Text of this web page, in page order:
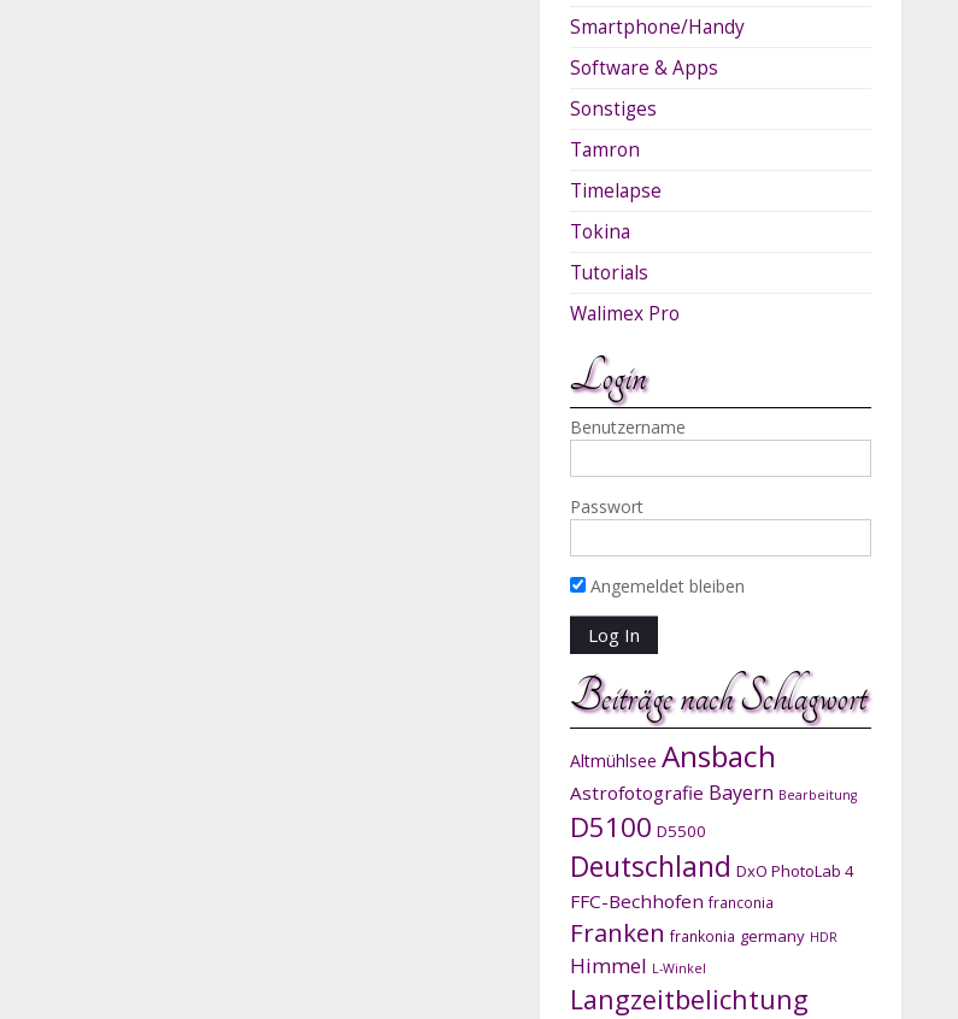
Smartphone/Handy
Software & Apps
Sonstiges
Tamron
Timelapse
Tokina
Tutorials
Walimex Pro
Login
Benutzername
Passwort
Angemeldet bleiben
Beiträge nach Schlagwort
Altmühlsee Ansbach
Astrofotografie Bayern Bearbeitung
D5100 D5500
Deutschland DxO PhotoLab 4
FFC-Bechhofen franconia
Franken frankonia germany HDR
Himmel L-Winkel
Langzeitbelichtung